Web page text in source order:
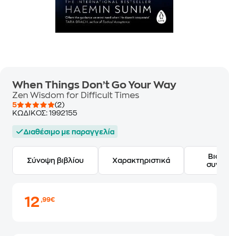
When Things Don’t Go Your Way
Zen Wisdom for Difficult Times
5
(2)
ΚΩΔΙΚΟΣ: 1992155
Διαθέσιμο με παραγγελία
Σύνοψη βιβλίου Χαρακτηριστικά
12,99€